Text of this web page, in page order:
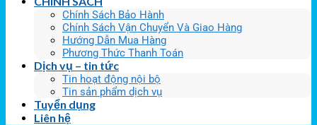
Chính Sách Bảo Hành
Chính Sách Vận Chuyển Và Giao Hàng
Hướng Dẫn Mua Hàng
Phương Thức Thanh Toán
Dịch vụ – tin tức
Tin hoạt động nội bộ
Tin sản phẩm dịch vụ
Tuyển dụng
Liên hệ